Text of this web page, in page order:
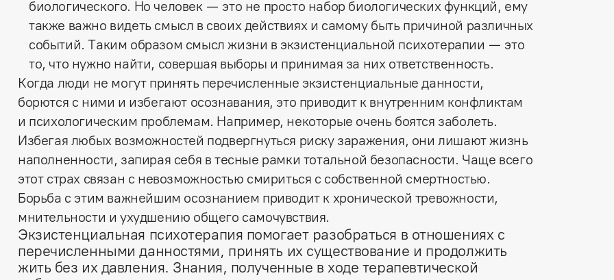
биологического. Но человек — это не просто набор биологических функций, ему
также важно видеть смысл в своих действиях и самому быть причиной различных
событий. Таким образом смысл жизни в экзистенциальной психотерапии — это
то, что нужно найти, совершая выборы и принимая за них ответственность.
Когда люди не могут принять перечисленные экзистенциальные данности,
борются с ними и избегают осознавания, это приводит к внутренним конфликтам
и психологическим проблемам. Например, некоторые очень боятся заболеть.
Избегая любых возможностей подвергнуться риску заражения, они лишают жизнь
наполненности, запирая себя в тесные рамки тотальной безопасности. Чаще всего
этот страх связан с невозможностью смириться с собственной смертностью.
Борьба с этим важнейшим осознанием приводит к хронической тревожности,
мнительности и ухудшению общего самочувствия.
Экзистенциальная психотерапия помогает разобраться в отношениях с
перечисленными данностями, принять их существование и продолжить
жить без их давления. Знания, полученные в ходе терапевтической